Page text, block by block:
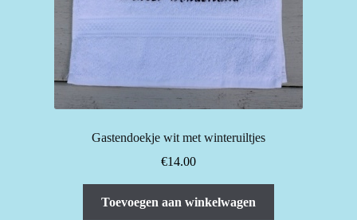
Gastendoekje wit met winteruiltjes
€14.00
Toevoegen aan winkelwagen